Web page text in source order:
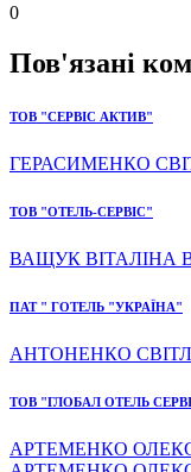
0
Пов'язані
ТОВ "СЕРВІС АКТИВ"
ГЕРАСИМЕНКО
ТОВ "ОТЕЛЬ-СЕРВІС"
ВАЩУК ВІТАЛІНА
ПАТ " ГОТЕЛЬ "УКРАЇНА"
АНТОНЕНКО
ТОВ "ГЛОБАЛ ОТЕЛЬ
АРТЕМЕНКО